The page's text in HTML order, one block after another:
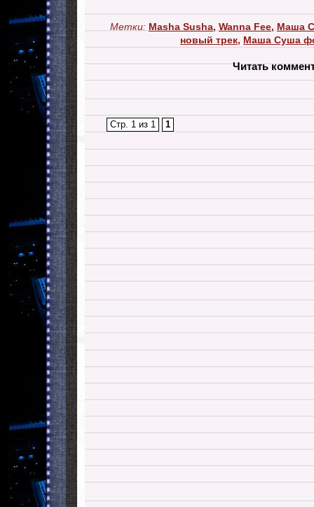
Метки: Masha Susha, Wanna Fee, Маша
новый трек, Маша Суша
Читать
Стр. 1 из 1 1